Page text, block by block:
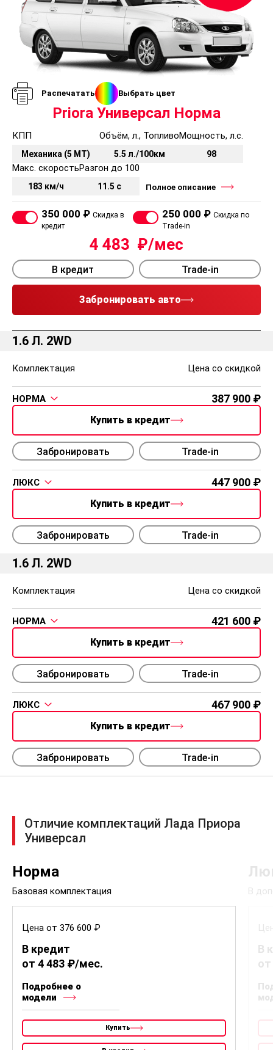
Распечатать Выбрать цвет
Priora Универсал Норма
КПП
Механика (5 MT)
Объём, л., Топливо
5.5 л./100км
Мощность, л.с.
98
Макс. скорость
183 км/ч
Разгон до 100
11.5 с Полное описание
350 000 ₽ Скидка в
кредит
250 000 ₽ Скидка по
Trade-in
4 483
В кредит Trade-in
Забронировать авто
1.6 Л. 2WD
Комплектация Цена со скидкой
НОРМА 387 900
Купить в кредит
Забронировать Trade-in
ЛЮКС 447 900
Купить в кредит
Забронировать Trade-in
1.6 Л. 2WD
Комплектация Цена со скидкой
НОРМА 421 600
Купить в кредит
Забронировать Trade-in
ЛЮКС 467 900
Купить в кредит
Забронировать Trade-in
Отличие комплектаций Лада Приора
Универсал
Норма
Базовая комплектация
Цена от 376 600 ₽
В кредит
от 4 483 ₽/мес.
Подробнее о
модели
Купить
В
В